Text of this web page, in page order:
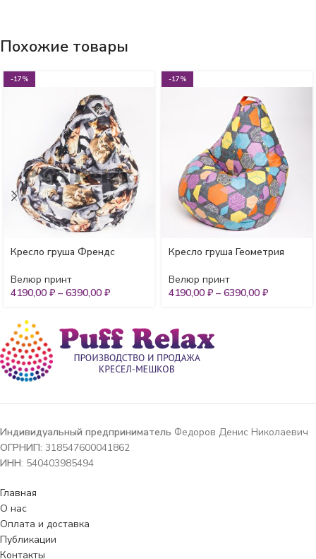
Похожие товары
-17%
Кресло груша Френдс
Велюр принт
4190,00 ₽ – 6390,00 ₽
-17%
Кресло груша Геометрия
Велюр принт
4190,00 ₽ – 6390,00 ₽
Индивидуальный предприниматель Федоров Денис Николаевич
ОГРНИП: 318547600041862
ИНН: 540403985494
Главная
О нас
Оплата и доставка
Публикации
Контакты